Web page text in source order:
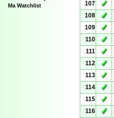
Ma Watchlist
107
✓
108
✓
109
✓
110
✓
111
✓
112
✓
113
✓
114
✓
115
✓
116
✓